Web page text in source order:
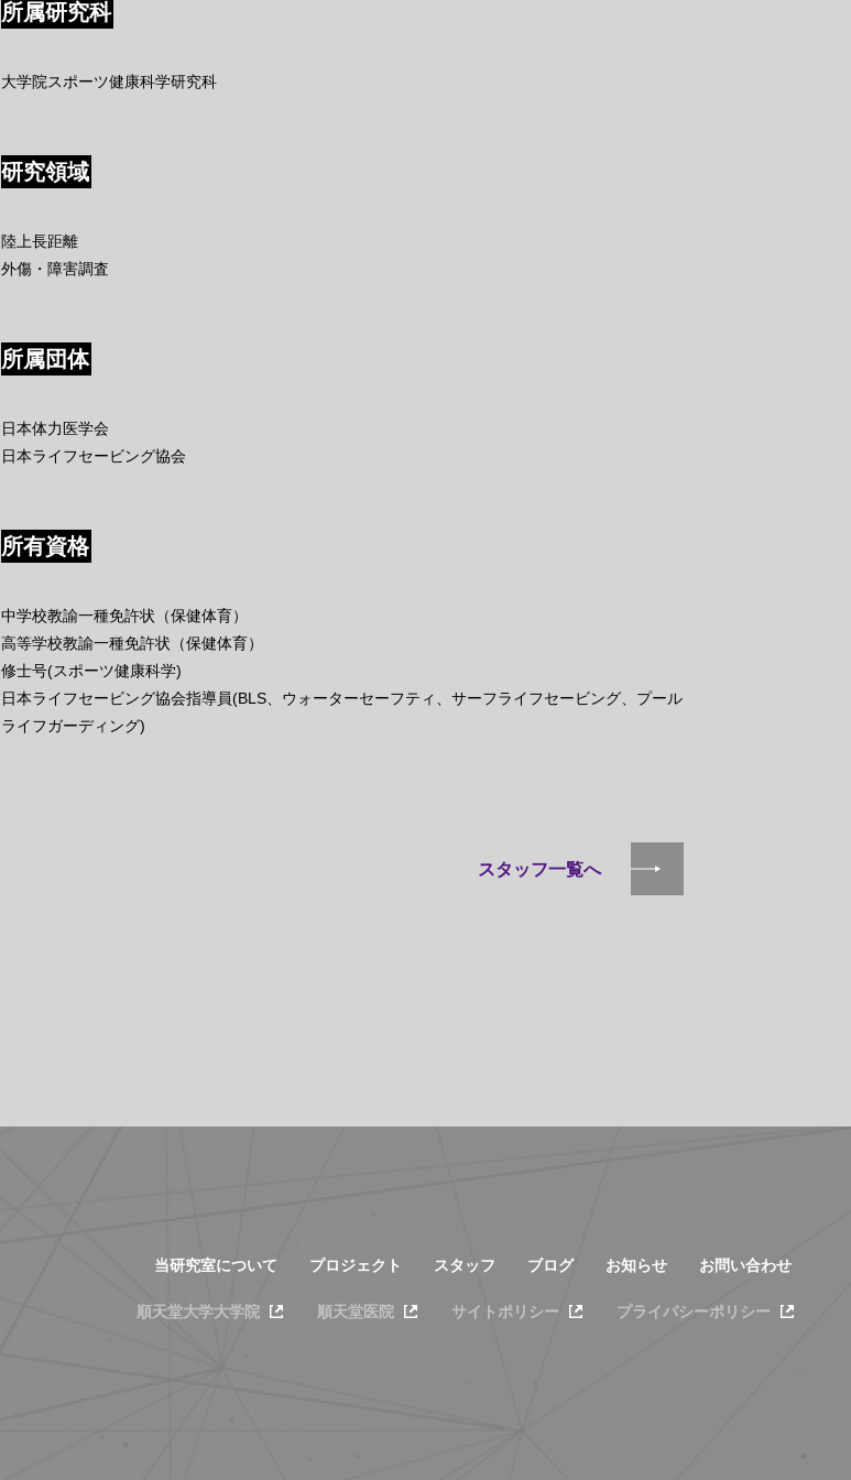
所属研究科
大学院スポーツ健康科学研究科
研究領域
陸上長距離
外傷・障害調査
所属団体
日本体力医学会
日本ライフセービング協会
所有資格
中学校教諭一種免許状（保健体育）
高等学校教諭一種免許状（保健体育）
修士号(スポーツ健康科学)
日本ライフセービング協会指導員(BLS、ウォーターセーフティ、サーフライフセービング、プール
ライフガーディング)
スタッフ一覧へ
当研究室について プロジェクト スタッフ ブログ お知らせ お問い合わせ
順天堂大学大学院 順天堂医院 サイトポリシー プライバシーポリシー